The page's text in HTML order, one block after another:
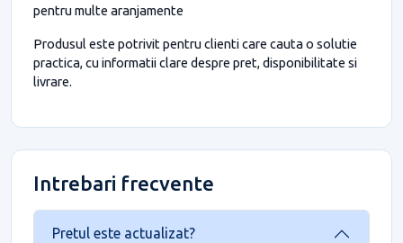
pentru multe aranjamente
Produsul este potrivit pentru clienti care cauta o solutie
practica, cu informatii clare despre pret, disponibilitate si
livrare.
Intrebari frecvente
Pretul este actualizat?